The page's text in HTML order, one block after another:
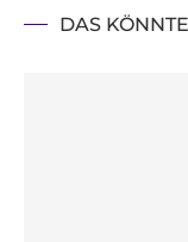
DAS